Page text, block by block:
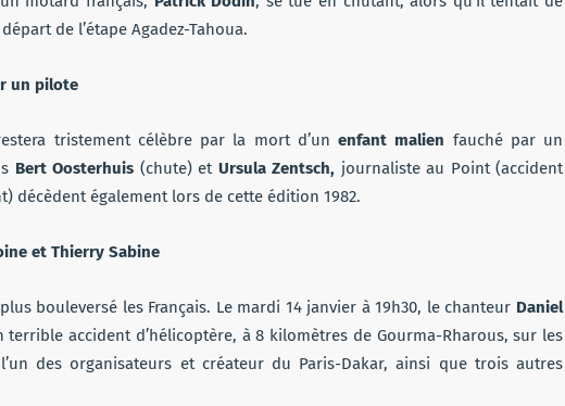
de l’étape Agadez-Tahoua.
un pilote
tristement célèbre par la mort d’un enfant malien fauché par un
Bert Oosterhuis (chute) et Ursula Zentsch, journaliste au Point (accident
décèdent également lors de cette édition 1982.
et Thierry Sabine
bouleversé les Français. Le mardi 14 janvier à 19h30, le chanteur Daniel
terrible accident d’hélicoptère, à 8 kilomètres de Gourma-Rharous, sur les
des organisateurs et créateur du Paris-Dakar, ainsi que trois autres